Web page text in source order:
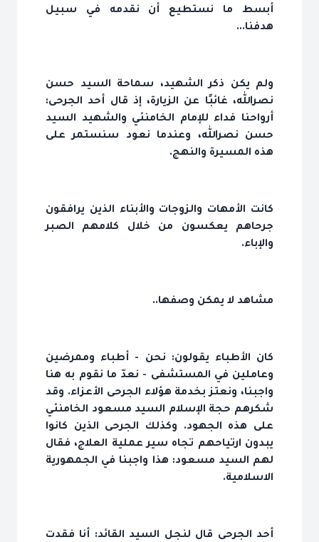
أبسط ما نستطيع أن نقدمه في سبيل
هدفنا...
ولم يكن ذكر الشهيد، سماحة السيد حسن
نصرالله، غائبًا عن الزيارة، إذ قال أحد الجرحى:
أرواحنا فداء للإمام الخامنئي والشهيد السيد
حسن نصرالله، وعندما نعود سنستمر على
هذه المسيرة والنهج.
كانت الأمهات والزوجات والأبناء الذين يرافقون
جرحاهم يعكسون من خلال كلامهم الصبر
والإباء.
مشاهد لا يمكن وصفها..
كان الأطباء يقولون: نحن - أطباء وممرضين
وعاملين في المستشفى - نعدّ ما نقوم به هنا
واجبنا، ونعتز بخدمة هؤلاء الجرحى الأعزاء. وقد
شكرهم حجة الإسلام السيد مسعود الخامنئي
على هذه الجهود. وكذلك الجرحى الذين كانوا
يبدون ارتياحهم تجاه سير عملية العلاج، فقال
لهم السيد مسعود: هذا واجبنا في الجمهورية
الاسلامية.
أحد الجرحى قال لنجل السيد القائد: أنا فقدت